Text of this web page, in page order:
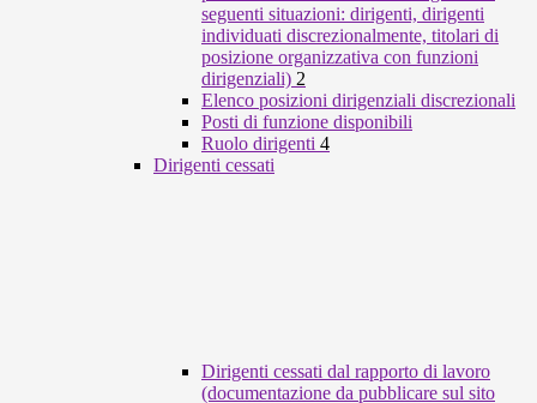
seguenti situazioni: dirigenti, dirigenti
individuati discrezionalmente, titolari di
posizione organizzativa con funzioni
dirigenziali) 2
Elenco posizioni dirigenziali discrezionali
Posti di funzione disponibili
Ruolo dirigenti 4
Dirigenti cessati
Dirigenti cessati dal rapporto di lavoro
(documentazione da pubblicare sul sito